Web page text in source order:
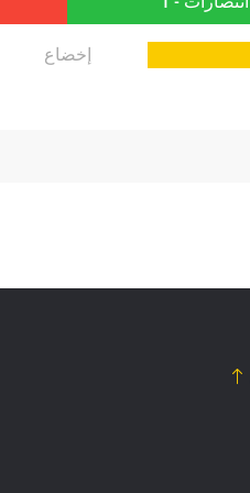
إخضاع